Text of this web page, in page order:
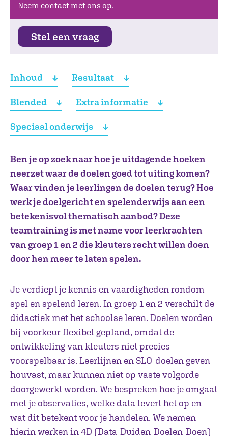
Neem contact met ons op.
Stel een vraag
Inhoud Resultaat
Blended Extra informatie
Speciaal onderwijs
Ben je op zoek naar hoe je uitdagende hoeken
neerzet waar de doelen goed tot uiting komen?
Waar vinden je leerlingen de doelen terug? Hoe
werk je doelgericht en spelenderwijs aan een
betekenisvol thematisch aanbod? Deze
teamtraining is met name voor leerkrachten
van groep 1 en 2 die kleuters recht willen doen
door hen meer te laten spelen.
Je verdiept je kennis en vaardigheden rondom
spel en spelend leren. In groep 1 en 2 verschilt de
didactiek met het schoolse leren. Doelen worden
bij voorkeur flexibel gepland, omdat de
ontwikkeling van kleuters niet precies
voorspelbaar is. Leerlijnen en SLO-doelen geven
houvast, maar kunnen niet op vaste volgorde
doorgewerkt worden. We bespreken hoe je omgaat
met je observaties, welke data levert het op en
wat dit betekent voor je handelen. We nemen
hierin werken in 4D (Data-Duiden-Doelen-Doen)